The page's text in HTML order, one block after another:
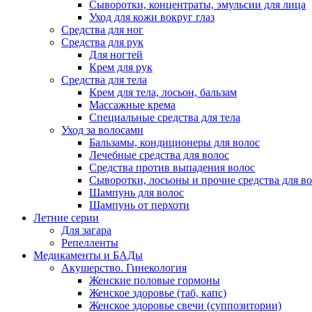
Сыворотки, концентраты, эмульсии для лица
Уход для кожи вокруг глаз
Средства для ног
Средства для рук
Для ногтей
Крем для рук
Средства для тела
Крем для тела, лосьон, бальзам
Массажные крема
Специальные средства для тела
Уход за волосами
Бальзамы, кондиционеры для волос
Лечебные средства для волос
Средства против выпадения волос
Сыворотки, лосьоны и прочие средства для
Шампунь для волос
Шампунь от перхоти
Летние серии
Для загара
Репелленты
Медикаменты и БАДы
Акушерство. Гинекология
Женские половые гормоны
Женское здоровье (таб, капс)
Женское здоровье свечи (суппозитории)